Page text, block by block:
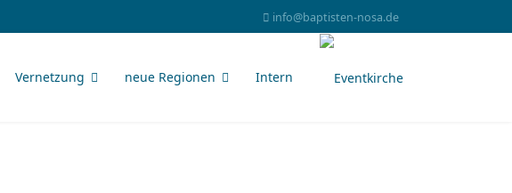
info@baptisten-nosa.de
Vernetzung neue Regionen Intern